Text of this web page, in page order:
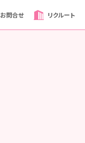
お問合せ リクルート